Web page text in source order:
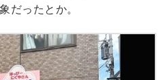
だったとか。